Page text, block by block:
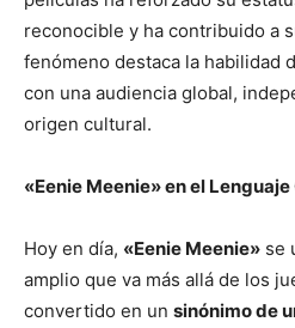
reconocible y ha contribuido a
fenómeno destaca la habilidad
con una audiencia global,
origen cultural.
«Eenie Meenie» en el
Hoy en día, «Eenie Meenie» se
amplio que va más allá de los
convertido en un sinónimo de